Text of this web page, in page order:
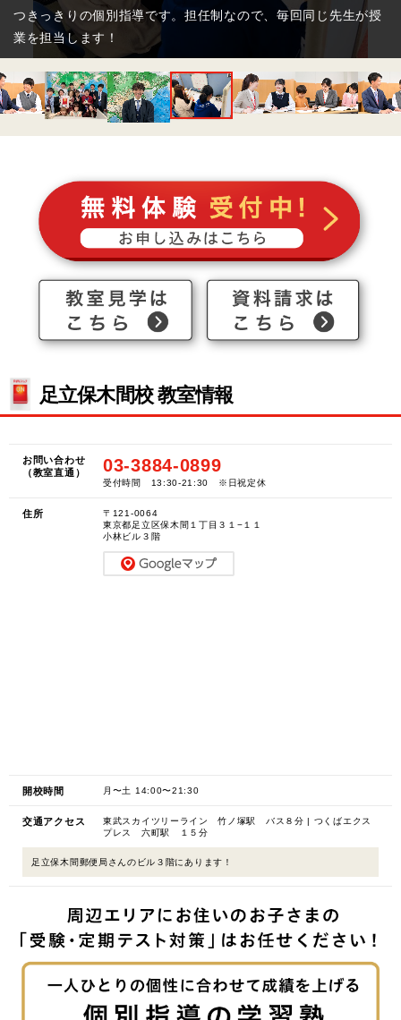
足立保木間校 教室情報
お問い合わせ
（教室直通）
03-3884-0899
受付時間 13:30-21:30 ※日祝定休
住所
〒121-0064
東京都足立区保木間１丁目３１−１１
小林ビル３階
開校時間 月〜土 14:00〜21:30
交通アクセス
東武スカイツリーライン 竹ノ塚駅 バス８分 | つくばエクス
プレス 六町駅 １５分
足立保木間郵便局さんのビル３階にあります！